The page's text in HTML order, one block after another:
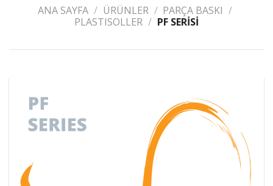
ANA SAYFA / ÜRÜNLER / PARÇA BASKI /
PLASTISOLLER / PF SERİSİ